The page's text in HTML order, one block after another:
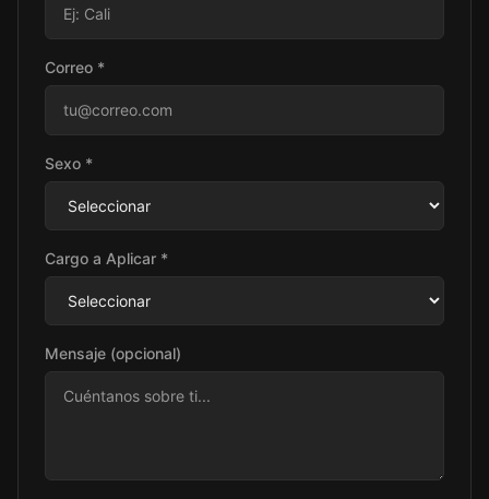
Correo *
Sexo *
Cargo a Aplicar *
Mensaje (opcional)